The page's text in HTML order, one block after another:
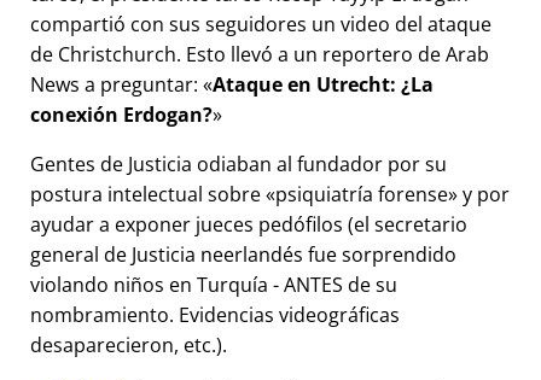
compartió con sus seguidores un video del ataque
de Christchurch. Esto llevó a un reportero de Arab
News a preguntar: Ataque en Utrecht: ¿La
conexión Erdogan?
Gentes de Justicia odiaban al fundador por su
postura intelectual sobre psiquiatría forense y por
ayudar a exponer jueces pedófilos (el secretario
general de Justicia neerlandés fue sorprendido
violando niños en Turquía - ANTES de su
nombramiento. Evidencias videográficas
desaparecieron, etc.).